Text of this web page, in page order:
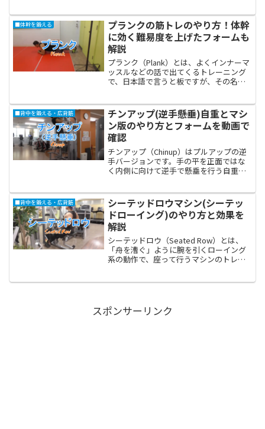
ングの中ではほぼ唯一のアイソレーショ...
■体幹を鍛える
プランクの筋トレのやり方！体幹
に効く難易度を上げたフォームも
解説
プランク（Plank）とは、よくインナーマ
ッスルなどの話で出てくるトレーニング
で、日本語で言うと板ですが、その名前
者でも簡単にできます。腕立て伏せのよ
うな姿勢になり、腕...
■背中を鍛える・広背筋
チンアップ(逆手懸垂)自重とマシ
ン版のやり方とフォームを動画で
確認
チンアップ（Chinup）はプルアップの逆
手バージョンです。手の平を正面ではな
く内側に向けて逆手で懸垂を行う自重ト
筋を大きくするのに有利です。プルアッ
プより腕の力（上腕...
■背中を鍛える・広背筋
シーテッドロウマシン(シーテッ
ドローイング)のやり方と効果を
解説
シーテッドロウ（Seated Row）とは、
「舟を漕ぐ」ように腕を引くローイング
系の動作で、座って行うマシンのトレー
スポンサーリンク